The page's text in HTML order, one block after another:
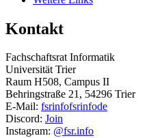
Kontakt
Fachschaftsrat Informatik
Universität Trier
Raum H508, Campus II
Behringstraße 21, 54296 Trier
E-Mail: fsrinfofsrinfode
Discord: Join
Instagram: @fsr.info